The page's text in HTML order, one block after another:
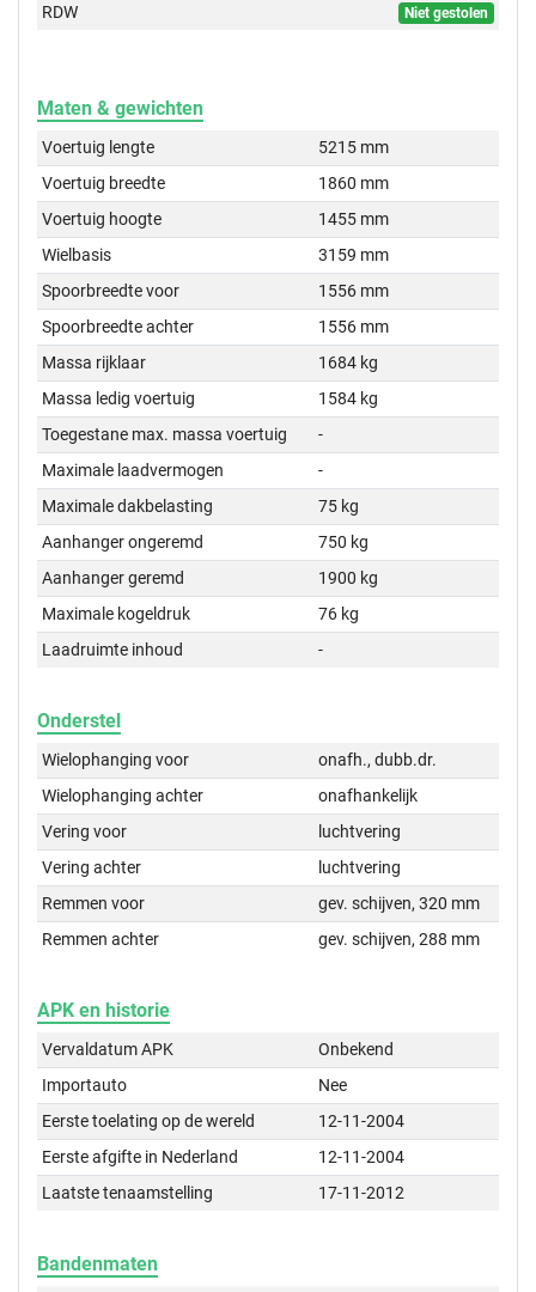
RDW Niet gestolen
Maten & gewichten
Voertuig lengte
5215 mm
Voertuig breedte
1860 mm
Voertuig hoogte
1455 mm
Wielbasis
3159 mm
Spoorbreedte voor
1556 mm
Spoorbreedte achter
1556 mm
Massa rijklaar
1684 kg
Massa ledig voertuig
1584 kg
Toegestane max. massa voertuig
-
Maximale laadvermogen
-
Maximale dakbelasting
75 kg
Aanhanger ongeremd
750 kg
Aanhanger geremd
1900 kg
Maximale kogeldruk
76 kg
Laadruimte inhoud
-
Onderstel
Wielophanging voor
onafh., dubb.dr.
Wielophanging achter
onafhankelijk
Vering voor
luchtvering
Vering achter
luchtvering
Remmen voor
gev. schijven, 320 mm
Remmen achter
gev. schijven, 288 mm
APK en historie
Vervaldatum APK
Onbekend
Importauto
Nee
Eerste toelating op de wereld
12-11-2004
Eerste afgifte in Nederland
12-11-2004
Laatste tenaamstelling
17-11-2012
Bandenmaten